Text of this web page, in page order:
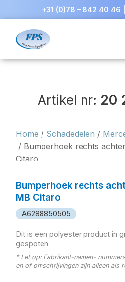
+31 (0)78 – 842 40 46
Artikel nr: 20
Home / Schadedelen /
/ Bumperhoek rechts
Citaro
Bumperhoek rechts
MB Citaro
A6288850505
Dit is een polyester product in
gespoten
* Let op: Fabrikant-namen-
en of omschrijvingen zijn alleen als